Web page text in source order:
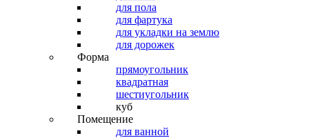
для пола
для фартука
для укладки на землю
для дорожек
Форма
прямоугольник
квадратная
шестиугольник
куб
Помещение
для ванной